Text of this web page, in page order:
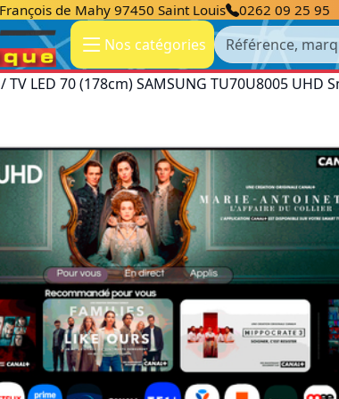
de Mahy 97450 Saint Louis 0262 09 25 95
Nos catégories Recherche
/ TV LED 70 (178cm) SAMSUNG TU70U8005 UHD